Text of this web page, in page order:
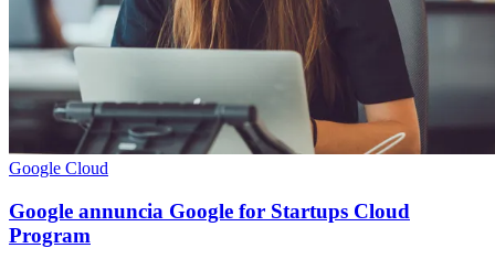
Google Cloud
Google annuncia Google for Startups Cloud
Program